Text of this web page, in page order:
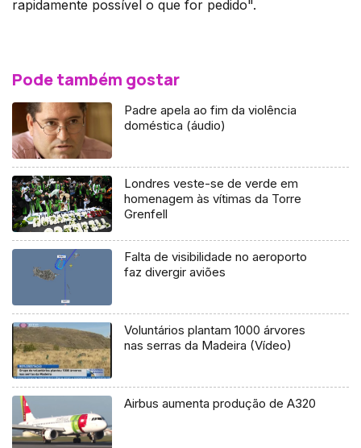
rapidamente possível o que for pedido".
Pode também gostar
Padre apela ao fim da violência
doméstica (áudio)
Londres veste-se de verde em
homenagem às vítimas da Torre
Grenfell
Falta de visibilidade no aeroporto
faz divergir aviões
Voluntários plantam 1000 árvores
nas serras da Madeira (Vídeo)
Airbus aumenta produção de A320